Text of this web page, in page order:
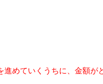
進めていくうちに、金額が